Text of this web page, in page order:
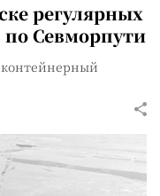
регулярных
по Севморпути